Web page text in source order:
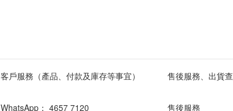
客戶服務（產品、付款及庫存等事宜）
WhatsApp： 4657 7120
售後服務、出貨
售後服務